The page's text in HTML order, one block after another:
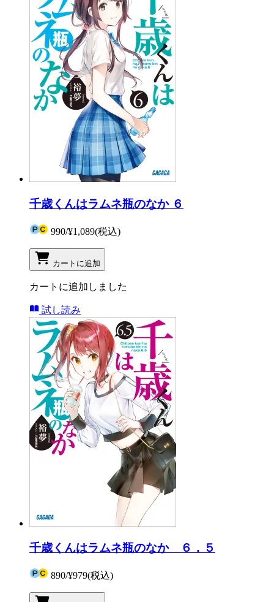
千歳くんはラムネ瓶のなか ６
990/¥1,089(税込)
カートに追加
カートに追加しました
試し読み
千歳くんはラムネ瓶のなか ６．５
890/¥979(税込)